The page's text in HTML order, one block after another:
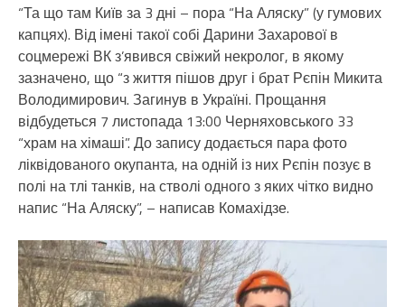
“Та що там Київ за 3 дні – пора “На Аляску” (у гумових
капцях). Від імені такої собі Дарини Захарової в
соцмережі ВК з’явився свіжий некролог, в якому
зазначено, що “з життя пішов друг і брат Рєпін Микита
Володимирович. Загинув в Україні. Прощання
відбудеться 7 листопада 13:00 Черняховського 33
“храм на хімаші”. До запису додається пара фото
ліквідованого окупанта, на одній із них Рєпін позує в
полі на тлі танків, на стволі одного з яких чітко видно
напис “На Аляску”, – написав Комахідзе.